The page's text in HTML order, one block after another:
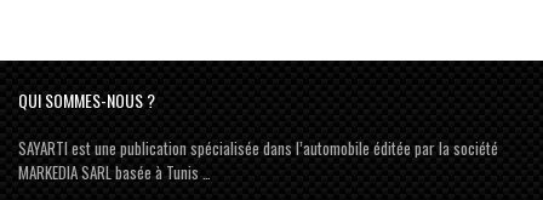
QUI SOMMES-NOUS ?
SAYARTI est une publication spécialisée dans l’automobile éditée par la société
MARKEDIA SARL basée à Tunis …